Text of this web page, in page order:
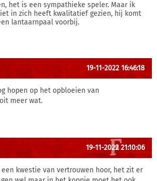
het is een sympathieke speler. Maar ik
in zich heeft kwalitatief gezien, hij komt
lantaarnpaal voorbij.
19-11-2022 16:46:18
hopen op het opbloeien van
meer wat.
19-11-2022 21:10:06
kwestie van vertrouwen hoor, het zit er